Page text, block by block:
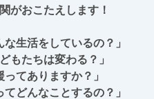
がおこたえします！
な生活をしているの？」
もたちは変わる？」
ってありますか？」
てどんなことするの？」